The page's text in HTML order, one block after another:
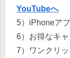
YouTubeへ
5）iPhoneア
6）お得なキ
7）ワンクリッ